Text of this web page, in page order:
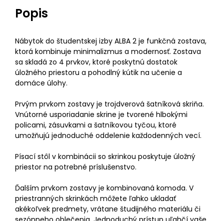
Popis
Nábytok do študentskej izby ALBA 2 je funkčná zostava,
ktorá kombinuje minimalizmus a modernosť. Zostava
sa skladá zo 4 prvkov, ktoré poskytnú dostatok
úložného priestoru a pohodlný kútik na učenie a
domáce úlohy.
Prvým prvkom zostavy je trojdverová šatníková skriňa.
Vnútorné usporiadanie skrine je tvorené hlbokými
policami, zásuvkami a šatníkovou tyčou, ktoré
umožňujú jednoduché oddelenie každodenných vecí.
Písací stôl v kombinácii so skrinkou poskytuje úložný
priestor na potrebné príslušenstvo.
Ďalším prvkom zostavy je kombinovaná komoda. V
priestranných skrinkách môžete ľahko ukladať
akékoľvek predmety, vrátane študijného materiálu či